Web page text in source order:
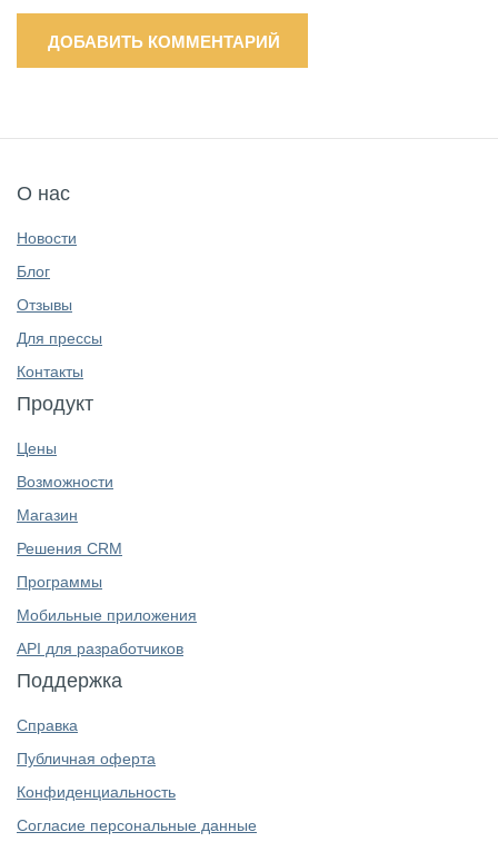
ДОБАВИТЬ КОММЕНТАРИЙ
О нас
Новости
Блог
Отзывы
Для прессы
Контакты
Продукт
Цены
Возможности
Магазин
Решения CRM
Программы
Мобильные приложения
API для разработчиков
Поддержка
Справка
Публичная оферта
Конфиденциальность
Согласие персональные данные